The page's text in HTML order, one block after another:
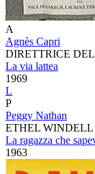
A
Agnès Capri
DIRETTRICE
La via lattea
1969
L
P
Peggy Nathan
ETHEL WINDELL
La ragazza che
1963